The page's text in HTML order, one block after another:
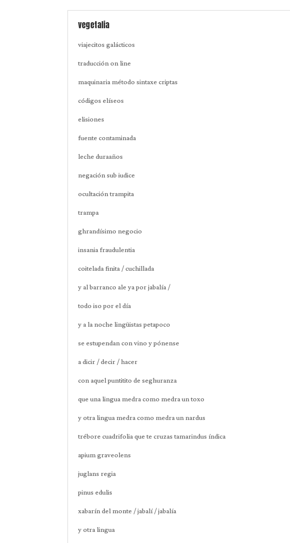
vegetalia
viajecitos galácticos
traducción on line
maquinaria método sintaxe criptas
códigos elíseos
elisiones
fuente contaminada
leche duraaños
negación sub iudice
ocultación trampita
trampa
ghrandísimo negocio
insania fraudulentia
coitelada finita / cuchillada
y al barranco ale ya por jabalía /
todo iso por el día
y a la noche lingüistas petapoco
se estupendan con vino y pónense
a dicir / decir / hacer
con aquel puntitito de seghuranza
que una lingua medra como medra un toxo
y otra lingua medra como medra un nardus
trébore cuadrifolia que te cruzas tamarindus índica
apium graveolens
juglans regia
pinus edulis
xabarín del monte / jabalí / jabalía
y otra lingua